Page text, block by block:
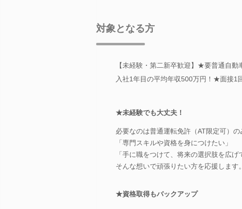
対象となる方
【未経験・第二新卒歓迎】★要普通自
入社1年目の平均年収500万円！★面接1
★未経験でも大丈夫！
必要なのは普通運転免許（AT限定可）の
「専門スキルや資格を身につけたい」
「手に職をつけて、将来の選択肢を広げ
そんな想いで頑張りたい方を応援します。
★資格取得もバックアップ